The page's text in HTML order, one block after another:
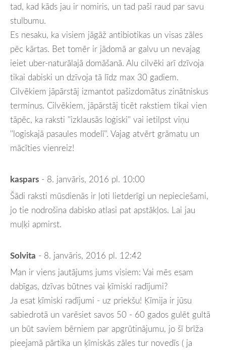
tad, kad kāds jau ir nomiris, un tad paši raud par savu
stulbumu.
Es nesaku, ka visiem jāgāž antibiotikas un visas zāles
pēc kārtas. Bet tomēr ir jādomā ar galvu un nevajag
ieiet uber-naturālajā domāšanā. Alu cilvēki arī dzīvoja
tikai dabiski un dzīvoja tā līdz max 30 gadiem.
Cilvēkiem jāpārstāj izmantot pašizdomātus zinātniskus
terminus. Cilvēkiem, jāpārstāj ticēt rakstiem tikai vien
tāpēc, ka raksti ''izklausās loģiski'' vai ietilpst viņu
''logiskajā pasaules modelī''. Vajag atvērt grāmatu un
mācīties vienreiz!
kaspars - 8. janvāris, 2016 pl. 10:00
Šādi raksti mūsdienās ir ļoti lietderīgi un nepieciešami,
jo tie nodrošina dabisko atlasi pat apstākļos. Lai jau
muļķi apmirst.
Solvita - 8. janvāris, 2016 pl. 12:42
Man ir viens jautājums jums visiem: Vai mēs esam
dabīgas, dzīvas būtnes vai ķīmiski radījumi?
Ja esat ķīmiski radījumi - uz priekšu! Ķīmija ir jūsu
sabiedrotā un varēsiet savos 50 - 60 gados gulēt gultā
un būt saviem bērniem par apgrūtinājumu, jo šī brīža
pieejamā pārtika un ķīmiskās zāles tur novedīs ( ja